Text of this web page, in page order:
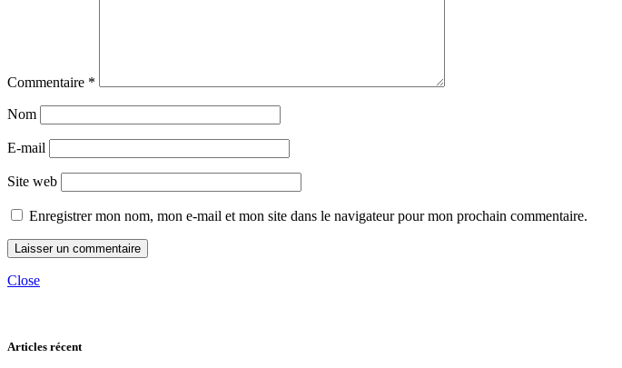
Commentaire *
Nom
E-mail
Site web
Enregistrer mon nom, mon e-mail et mon site dans le navigateur pour mon prochain commentaire.
Close
Articles récent